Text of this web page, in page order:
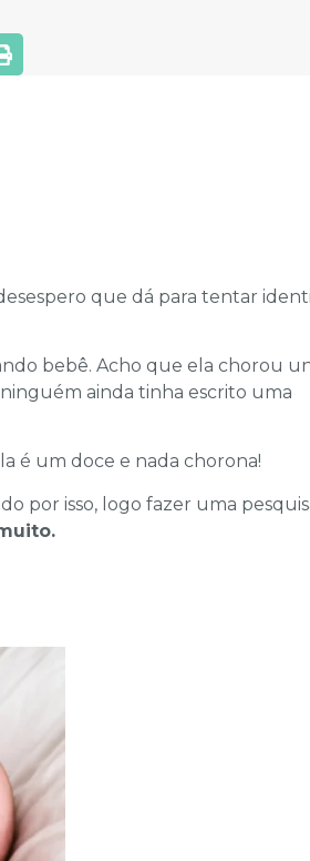
que dá para tentar
bebê. Acho que ela chorou
ainda tinha escrito uma
é um doce e nada chorona!
por isso, logo fazer uma